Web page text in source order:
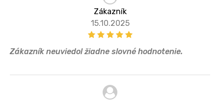
Zákazník
15.10.2025
Zákazník neuviedol žiadne slovné hodnotenie.